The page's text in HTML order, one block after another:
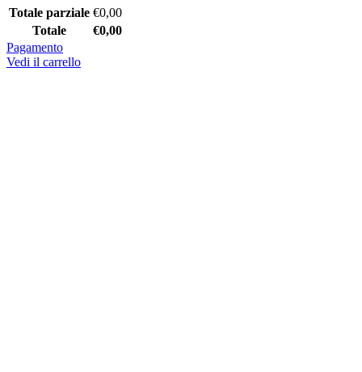
Totale parziale €0,00
Totale
€0,00
Pagamento
Vedi il carrello